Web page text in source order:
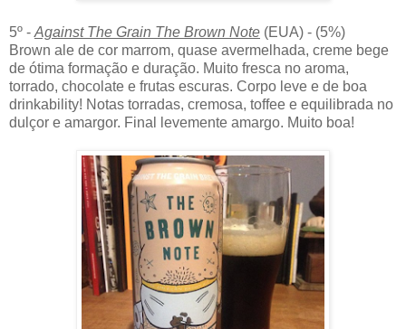
5º - Against The Grain The Brown Note (EUA) - (5%)
Brown ale de cor marrom, quase avermelhada, creme bege
de ótima formação e duração. Muito fresca no aroma,
torrado, chocolate e frutas escuras. Corpo leve e de boa
drinkability! Notas torradas, cremosa, toffee e equilibrada no
dulçor e amargor. Final levemente amargo. Muito boa!